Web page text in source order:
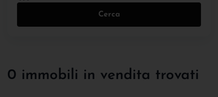
Cerca
0 immobili in vendita trovati